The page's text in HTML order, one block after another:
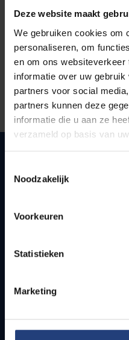
Deze website maakt
We gebruiken cookies om
personaliseren, om
en om ons
informatie over uw
partners voor social
partners kunnen deze
informatie die u aan ze
verzameld op basis van
Noodzakelijk
Voorkeuren
Statistieken
Marketing
Snel naar
Bereikbaarheid